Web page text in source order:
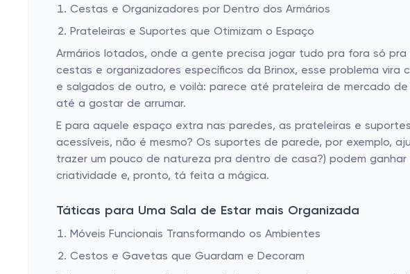
Cestas e Organizadores por Dentro dos Armários
Prateleiras e Suportes que Otimizam o Espaço
Armários lotados, onde a gente precisa jogar tudo pra fora só
cestas e organizadores específicos da Brinox, esse problema
e salgados de outro, e voilà: parece até prateleira de mercado
até a gostar de arrumar.
E para aquele espaço extra nas paredes, as prateleiras e
acessíveis, não é mesmo? Os suportes de parede, por exemplo,
trazer um pouco de natureza pra dentro de casa?) podem
criatividade e, pronto, tá feita a mágica.
Táticas para Uma Sala de Estar mais Organizada
Móveis Funcionais Transformando os Ambientes
Cestos e Gavetas que Guardam e Decoram